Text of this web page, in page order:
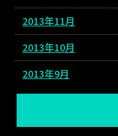
2013年11月
2013年10月
2013年9月